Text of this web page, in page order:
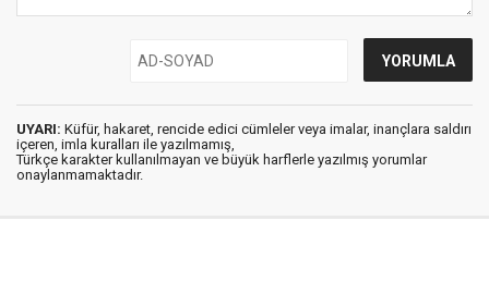
UYARI: Küfür, hakaret, rencide edici cümleler veya imalar, inançlara saldırı
içeren, imla kuralları ile yazılmamış,
Türkçe karakter kullanılmayan ve büyük harflerle yazılmış yorumlar
onaylanmamaktadır.